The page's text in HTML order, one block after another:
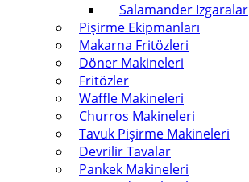
Salamander Izgaralar
Pişirme Ekipmanları
Makarna Fritözleri
Döner Makineleri
Fritözler
Waffle Makineleri
Churros Makineleri
Tavuk Pişirme Makineleri
Devrilir Tavalar
Pankek Makineleri